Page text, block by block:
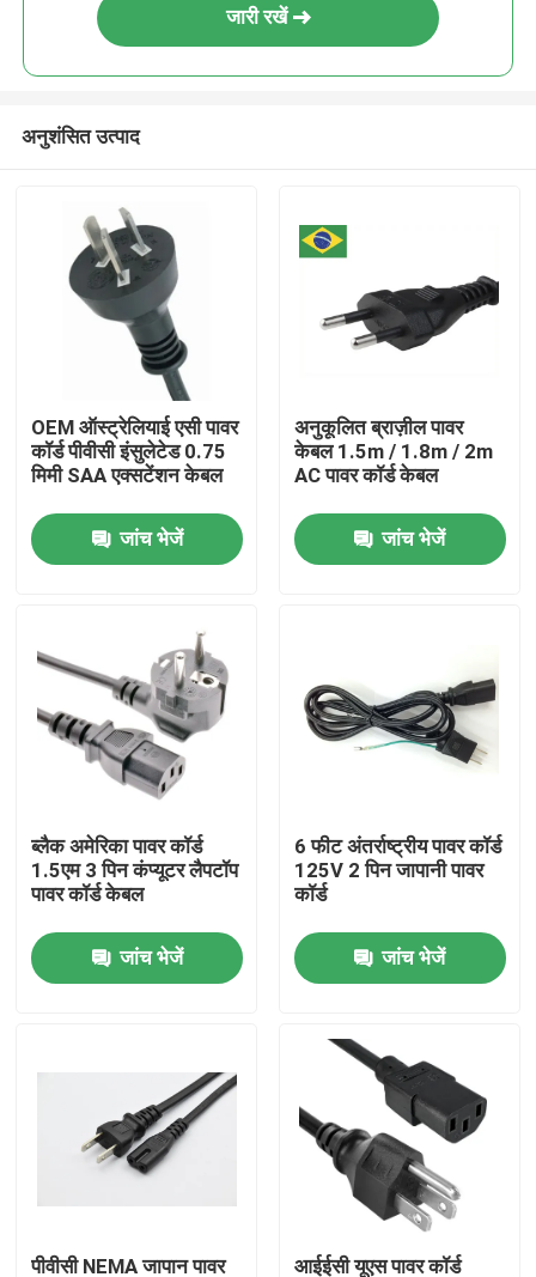
उत्पाद
हमारे बारे में
गुणवत्ता नियंत्रण
हमसे संपर्क करें
ईवी चार्जर समाधान
पोर्टेबल ईवी चार्जर
जारी रखें
अनुशंसित उत्पाद
OEM ऑस्ट्रेलियाई एसी पावर
कॉर्ड पीवीसी इंसुलेटेड 0.75
मिमी SAA एक्सटेंशन केबल
जांच भेजें
अनुकूलित ब्राज़ील पावर
केबल 1.5m / 1.8m / 2m
AC पावर कॉर्ड केबल
जांच भेजें
ब्लैक अमेरिका पावर कॉर्ड
1.5एम 3 पिन कंप्यूटर लैपटॉप
पावर कॉर्ड केबल
जांच भेजें
6 फीट अंतर्राष्ट्रीय पावर कॉर्ड
125V 2 पिन जापानी पावर
कॉर्ड
जांच भेजें
पीवीसी NEMA जापान पावर आईईसी यूएस पावर कॉर्ड